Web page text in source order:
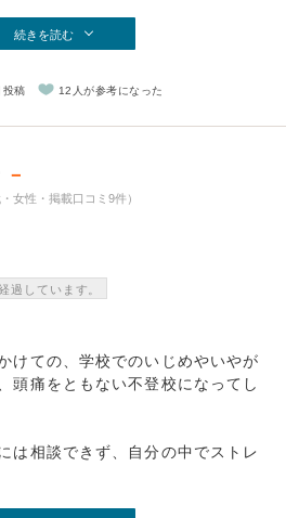
続きを読む
稿 12人が参考になった
－
女性・掲載口コミ9件）
過しています。
けての、学校でのいじめやいやが
頭痛をともない不登校になってし
は相談できず、自分の中でストレ